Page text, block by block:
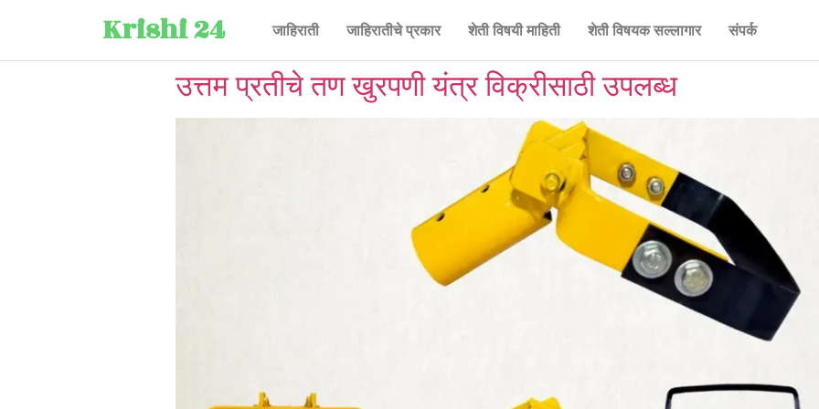
Krishi 24 जाहिराती जाहिरातीचे प्रकार शेती विषयी माहिती शेती विषयक सल्लागार संपर्क
उत्तम प्रतीचे तण खुरपणी यंत्र विक्रीसाठी उपलब्ध